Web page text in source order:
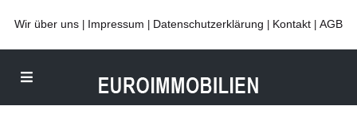
Wir über uns Impressum Datenschutzerklärung Kontakt AGB